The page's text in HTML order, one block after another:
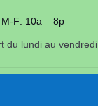
F: 10a – 8p
du lundi au vendredi